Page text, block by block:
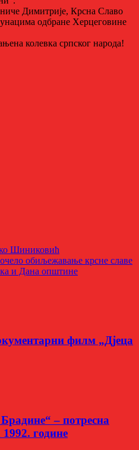
Димитрије, Крсна Славо
одбране Херцеговине
колевка српског народа!
Шиниковић
обиљежавање крсне славе
и Дана општине
филм „Дјеца
– потресна
године